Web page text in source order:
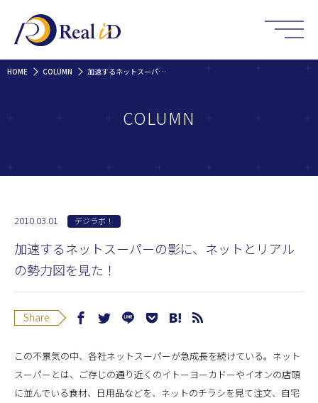
HOME COLUMN 加速するネットスーパーの影に、ネットとリアルの勢力図を見た！
COLUMN
2010.03.01 デジラボ！
加速するネットスーパーの影に、ネットとリアル
の勢力図を見た！
Share
この不景気の中、各社ネットスーパーが急成長を続けている。ネット
スーパーとは、ご存じの通り近くのイトーヨーカドーやイオンの店頭
に並んでいる食材、日用品などを、ネットのチラシを見て注文、自宅